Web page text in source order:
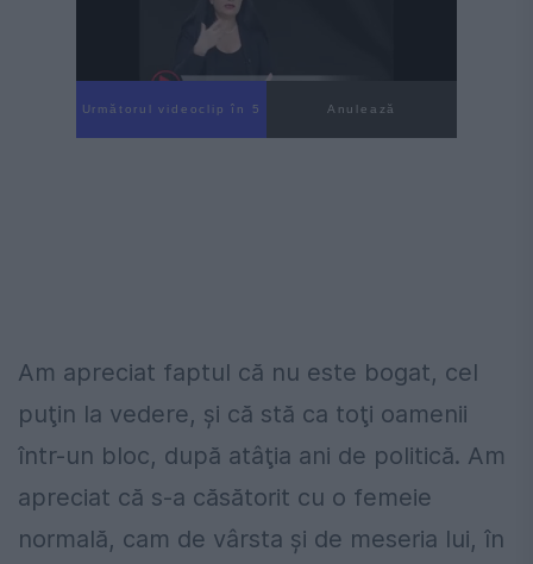
Următorul videoclip în 4 Anulează
Am apreciat faptul că nu este bogat, cel
puţin la vedere, şi că stă ca toţi oamenii
într-un bloc, după atâţia ani de politică. Am
apreciat că s-a căsătorit cu o femeie
normală, cam de vârsta şi de meseria lui, în